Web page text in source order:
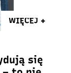
WIĘCEJ +
się